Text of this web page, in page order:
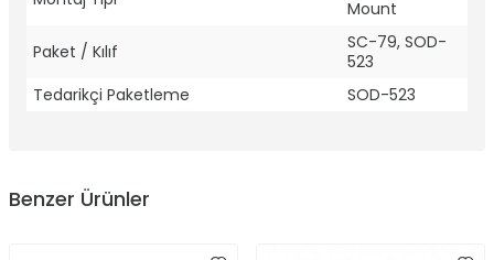
Mount
Paket / Kılıf
SC-79, SOD-
523
Tedarikçi Paketleme
SOD-523
Benzer Ürünler